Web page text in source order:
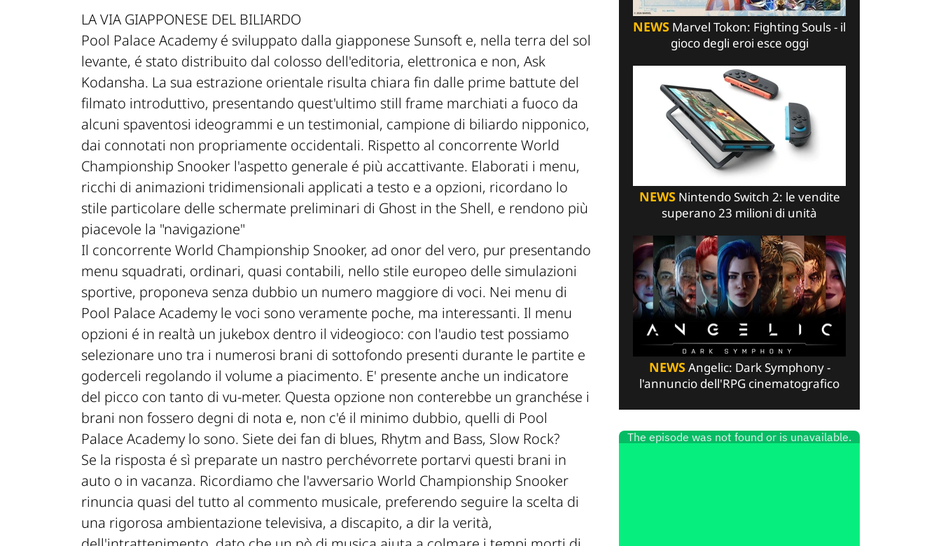
LA VIA GIAPPONESE DEL BILIARDO
Pool Palace Academy é sviluppato dalla giapponese Sunsoft e, nella terra del sol
levante, é stato distribuito dal colosso dell'editoria, elettronica e non, Ask
Kodansha. La sua estrazione orientale risulta chiara fin dalle prime battute del
filmato introduttivo, presentando quest'ultimo still frame marchiati a fuoco da
alcuni spaventosi ideogrammi e un testimonial, campione di biliardo nipponico,
dai connotati non propriamente occidentali. Rispetto al concorrente World
Championship Snooker l'aspetto generale é più accattivante. Elaborati i menu,
ricchi di animazioni tridimensionali applicati a testo e a opzioni, ricordano lo
stile particolare delle schermate preliminari di Ghost in the Shell, e rendono più
piacevole la "navigazione"
Il concorrente World Championship Snooker, ad onor del vero, pur presentando
menu squadrati, ordinari, quasi contabili, nello stile europeo delle simulazioni
sportive, proponeva senza dubbio un numero maggiore di voci. Nei menu di
Pool Palace Academy le voci sono veramente poche, ma interessanti. Il menu
opzioni é in realtà un jukebox dentro il videogioco: con l'audio test possiamo
selezionare uno tra i numerosi brani di sottofondo presenti durante le partite e
goderceli regolando il volume a piacimento. E' presente anche un indicatore
del picco con tanto di vu-meter. Questa opzione non conterebbe un granchése i
brani non fossero degni di nota e, non c'é il minimo dubbio, quelli di Pool
Palace Academy lo sono. Siete dei fan di blues, Rhytm and Bass, Slow Rock?
Se la risposta é sì preparate un nastro perchévorrete portarvi questi brani in
auto o in vacanza. Ricordiamo che l'avversario World Championship Snooker
rinuncia quasi del tutto al commento musicale, preferendo seguire la scelta di
una rigorosa ambientazione televisiva, a discapito, a dir la verità,
NEWS Marvel Tokon: Fighting Souls - il
gioco degli eroi esce oggi
NEWSNintendo Switch 2: le vendite
superano 23 milioni di unità
NEWSAngelic: Dark Symphony -
l'annuncio dell'RPG cinematografico